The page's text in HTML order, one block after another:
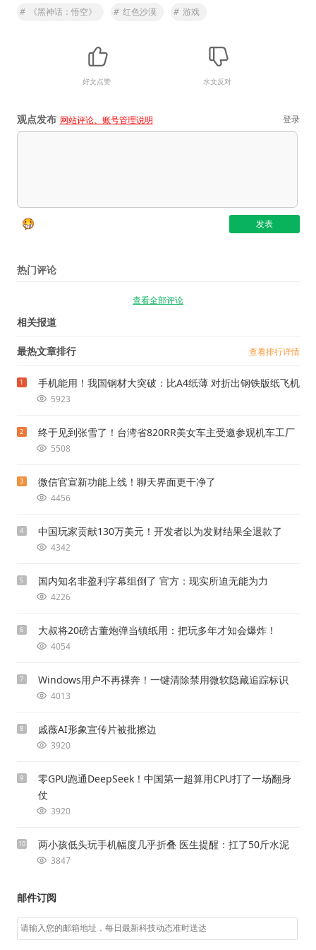
# 《黑神话：悟空》 # 红色沙漠 # 游戏
好文点赞 水文反对
观点发布 网站评论、账号管理说明 登录
热门评论
查看全部评论
相关报道
最热文章排行 查看排行详情
1 手机能用！我国钢材大突破：比A4纸薄 对折出钢铁版纸飞机
5923
2 终于见到张雪了！台湾省820RR美女车主受邀参观机车工厂
5508
3 微信官宣新功能上线！聊天界面更干净了
4456
4 中国玩家贡献130万美元！开发者以为发财结果全退款了
4342
5 国内知名非盈利字幕组倒了 官方：现实所迫无能为力
4226
6 大叔将20磅古董炮弹当镇纸用：把玩多年才知会爆炸！
4054
7 Windows用户不再裸奔！一键清除禁用微软隐藏追踪标识
4013
8 戚薇AI形象宣传片被批擦边
3920
9
零GPU跑通DeepSeek！中国第一超算用CPU打了一场翻身
仗
3920
10 两小孩低头玩手机幅度几乎折叠 医生提醒：扛了50斤水泥
3847
邮件订阅